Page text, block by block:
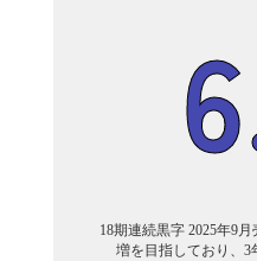
18期連続黒字 2025年9
増を目指しており、3